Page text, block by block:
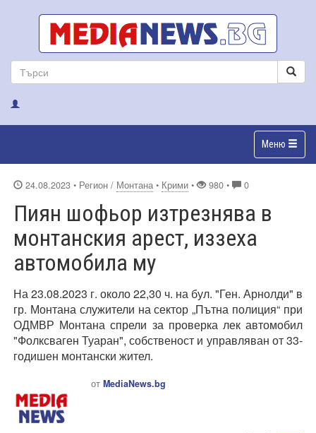
Меню
24.08.2023 • Регион / Монтана • Крими • 980 • 0
Пиян шофьор изтрезнява в
монтанския арест, иззеха
автомобила му
На 23.08.2023 г. около 22,30 ч. на бул. "Ген. Арнолди" в
гр. Монтана служители на сектор „Пътна полиция“ при
ОДМВР Монтана спрели за проверка лек автомобил
"Фолксваген Туаран", собственост и управляван от 33-
годишен монтански жител.
от MediaNews.bg